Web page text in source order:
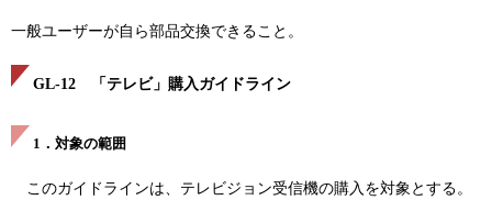
一般ユーザーが自ら部品交換できること。
GL-12 「テレビ」購入ガイドライン
1．対象の範囲
このガイドラインは、テレビジョン受信機の購入を対象とする。